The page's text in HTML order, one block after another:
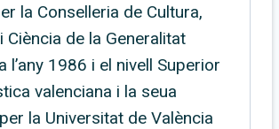
la Conselleria de Cultura,
Ciència de la Generalitat
l’any 1986 i el nivell Superior
valenciana i la seua
la Universitat de València